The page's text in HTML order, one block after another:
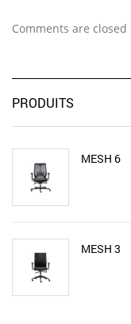
Comments are closed
PRODUITS
MESH 6
MESH 3